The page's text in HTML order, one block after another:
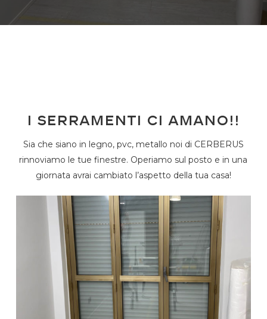
I serramenti ci amano!!
Sia che siano in legno, pvc, metallo noi di CERBERUS
rinnoviamo le tue finestre. Operiamo sul posto e in una
giornata avrai cambiato l’aspetto della tua casa!